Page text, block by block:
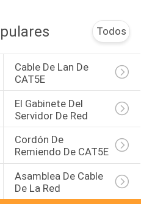
Todos
Cable De Lan De
CAT5E
El Gabinete Del
Servidor De Red
Cordón De
Remiendo De CAT5E
Asamblea De Cable
De La Red